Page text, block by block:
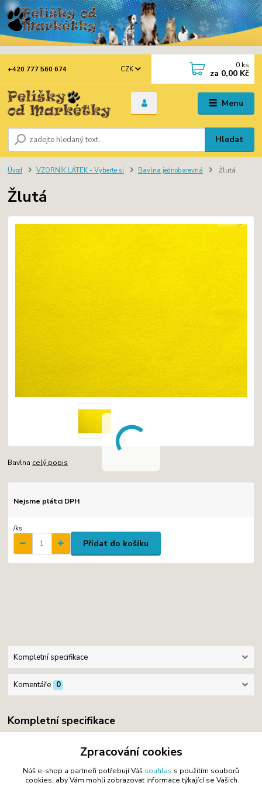
Menu
CZK
Hledat
+420 777 560 674 0 ks
za 0,00 Kč
Úvod VZORNÍK LÁTEK - Vyberte si Bavlna jednobarevná Žlutá
Žlutá
Bavlna celý popis
Nejsme plátci DPH
/ks
Přidat do košíku
Kompletní specifikace
Komentáře 0
Kompletní specifikace
Zpracování cookies
Náš e-shop a partneři potřebují Váš souhlas s použitím souborů
cookies, aby Vám mohli zobrazovat informace týkající se Vašich